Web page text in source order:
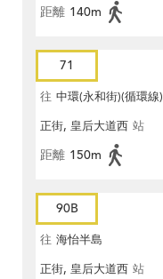
距離 140m
71
往 中環(永和街)(循環線)
正街, 皇后大道西 站
距離 150m
90B
往 海怡半島
正街, 皇后大道西 站